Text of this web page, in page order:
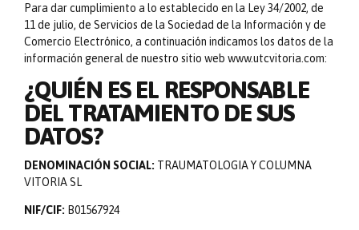
Para dar cumplimiento a lo establecido en la Ley 34/2002, de
11 de julio, de Servicios de la Sociedad de la Información y de
Comercio Electrónico, a continuación indicamos los datos de la
información general de nuestro sitio web www.utcvitoria.com:
¿QUIÉN ES EL RESPONSABLE
DEL TRATAMIENTO DE SUS
DATOS?
DENOMINACIÓN SOCIAL: TRAUMATOLOGIA Y COLUMNA
VITORIA SL
NIF/CIF: B01567924